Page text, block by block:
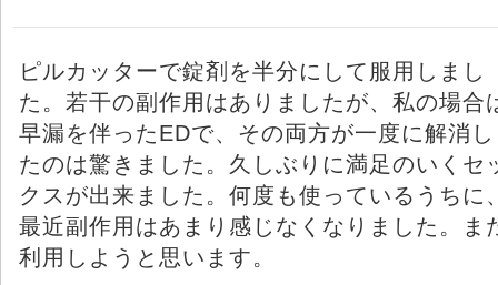
ピルカッターで錠剤を半分にして服用しまし
た。若干の副作用はありましたが、私の場合
早漏を伴ったEDで、その両方が一度に解消し
たのは驚きました。久しぶりに満足のいくセ
クスが出来ました。何度も使っているうちに
最近副作用はあまり感じなくなりました。ま
利用しようと思います。